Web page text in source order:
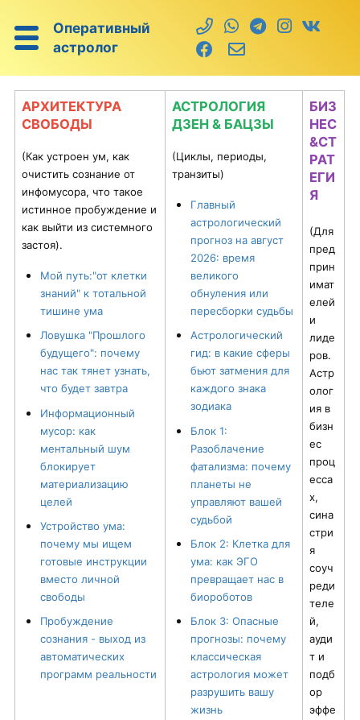
Оперативный
астролог
АРХИТЕКТУРА
СВОБОДЫ
(Как устроен ум, как
очистить сознание от
инфомусора, что такое
истинное пробуждение и
как выйти из системного
застоя).
Мой путь:"от клетки
знаний" к тотальной
тишине ума
Ловушка "Прошлого
будущего": почему
нас так тянет узнать,
что будет завтра
Информационный
мусор: как
ментальный шум
блокирует
материализацию
целей
Устройство ума:
почему мы ищем
готовые инструкции
вместо личной
свободы
Пробуждение
сознания - выход из
автоматических
программ реальности
АСТРОЛОГИЯ
ДЗЕН & БАЦЗЫ
(Циклы, периоды,
транзиты)
Главный
астрологический
прогноз на август
2026: время
великого
обнуления или
пересборки судьбы
Астрологический
гид: в какие сферы
бьют затмения для
каждого знака
зодиака
Блок 1:
Разоблачение
фатализма: почему
планеты не
управляют вашей
судьбой
Блок 2: Клетка для
ума: как ЭГО
превращает нас в
биороботов
Блок 3: Опасные
прогнозы: почему
классическая
астрология может
разрушить вашу
жизнь
БИЗ
НЕС
&СТ
РАТ
ЕГИ
Я
(Для
пред
прин
имат
елей
и
лиде
ров.
Астр
олог
ия в
бизн
ес
проц
есса
х,
сина
стри
я
соуч
реди
теле
й,
ауди
т и
подб
ор
эффе